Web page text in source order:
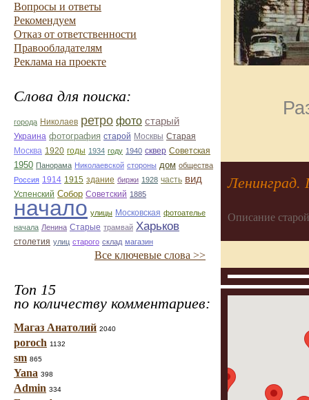
Вопросы и ответы
Рекомендуем
Отказ от ответственности
Правообладателям
Реклама на проекте
Слова для поиска:
города Николаев ретро фото старый
Украина фотография старой Москвы Старая
Москва 1920 годы 1934 году 1940 сквер Советская
1950 Панорама Николаевской стороны дом общества
Россия 1914 1915 здание биржи 1928 часть вид
Успенский Собор Советский 1885
начало улицы Московская фотоателье
начала Ленина Старые трамвай Харьков
столетия улиц старого склад магазин
Все ключевые слова >>
Топ 15
по количеству комментариев:
Магаз Анатолий 2040
poroch 1132
sm 865
Yana 398
Admin 334
Описание